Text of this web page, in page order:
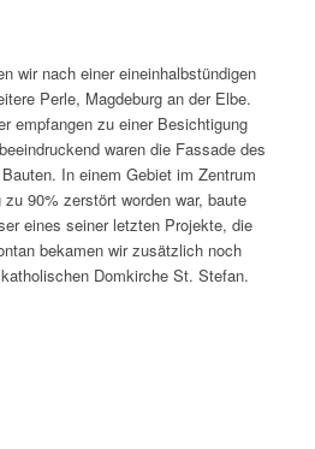
wir nach einer eineinhalbstündigen
Perle, Magdeburg an der Elbe.
empfangen zu einer Besichtigung
waren die Fassade des
In einem Gebiet im Zentrum
90% zerstört worden war, baute
eines seiner letzten Projekte, die
bekamen wir zusätzlich noch
Domkirche St. Stefan.